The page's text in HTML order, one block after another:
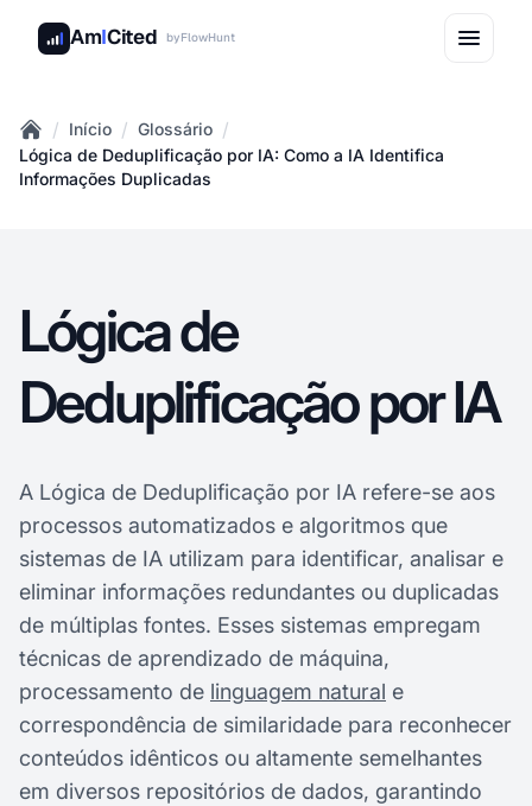
AmICited byFlowHunt
Home
/ Início / Glossário /
Lógica de Deduplificação por IA: Como a IA Identifica
Informações Duplicadas
Lógica de
Deduplificação por IA
A Lógica de Deduplificação por IA refere-se aos
processos automatizados e algoritmos que
sistemas de IA utilizam para identificar, analisar e
eliminar informações redundantes ou duplicadas
de múltiplas fontes. Esses sistemas empregam
técnicas de aprendizado de máquina,
processamento de linguagem natural e
correspondência de similaridade para reconhecer
conteúdos idênticos ou altamente semelhantes
em diversos repositórios de dados, garantindo